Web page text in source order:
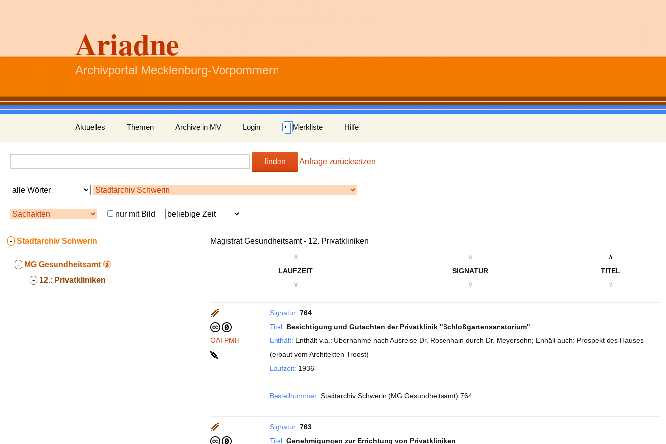
Ariadne
Archivportal Mecklenburg-Vorpommern
Inhalt
springen
Aktuelles Themen Archive in MV Login Merkliste Hilfe
finden Anfrage zurücksetzen
nur mit Bild
- Stadtarchiv Schwerin
- MG Gesundheitsamt
- 12.: Privatkliniken
Magistrat Gesundheitsamt - 12. Privatkliniken
∧
LAUFZEIT
∨
∧
SIGNATUR
∨
∧
TITEL
∨
OAI-PMH
Signatur: 764
Titel: Besichtigung und Gutachten der Privatklinik "Schloßgartensanatorium"
Enthält: Enthält v.a.: Übernahme nach Ausreise Dr. Rosenhain durch Dr. Meyersohn; Enhält auch: Prospekt des Hauses
(erbaut vom Architekten Troost)
Laufzeit: 1936
Bestellnummer: Stadtarchiv Schwerin (MG Gesundheitsamt) 764
Signatur: 763
Titel: Genehmigungen zur Errichtung von Privatkliniken